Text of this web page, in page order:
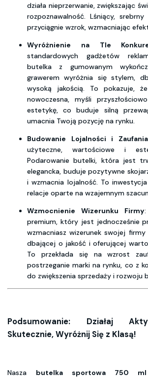
działa nieprzerwanie, zwiększając
rozpoznawalność. Lśniący,
przyciągnie wzrok, wzmacniając
Wyróżnienie na Tle
standardowych gadżetów
butelka z gumowanym
grawerem wyróżnia się stylem,
wysoką jakością. To pokazuje,
nowoczesna, myśli
estetykę, co buduje silną
umacnia Twoją pozycję na rynku.
Budowanie Lojalności i Zaufania
użyteczne, wartościowe i
Podarowanie butelki, która jest
elegancka, buduje pozytywne
i wzmacnia lojalność. To
relacje oparte na wzajemnym
Wzmocnienie Wizerunku Firmy
premium, który jest jednocześnie
wzmacniasz wizerunek swojej
dbającej o jakość i oferującej
To przekłada się na wzrost
postrzeganie marki na rynku, co z
do zwiększenia sprzedaży i rozwoju
Podsumowanie: Działaj
Skutecznie, Wyróżnij Się z Klasą!
Nasza butelka sportowa 750